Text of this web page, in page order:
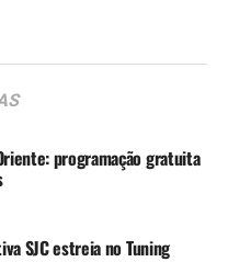
programação gratuita
SJC estreia no Tuning